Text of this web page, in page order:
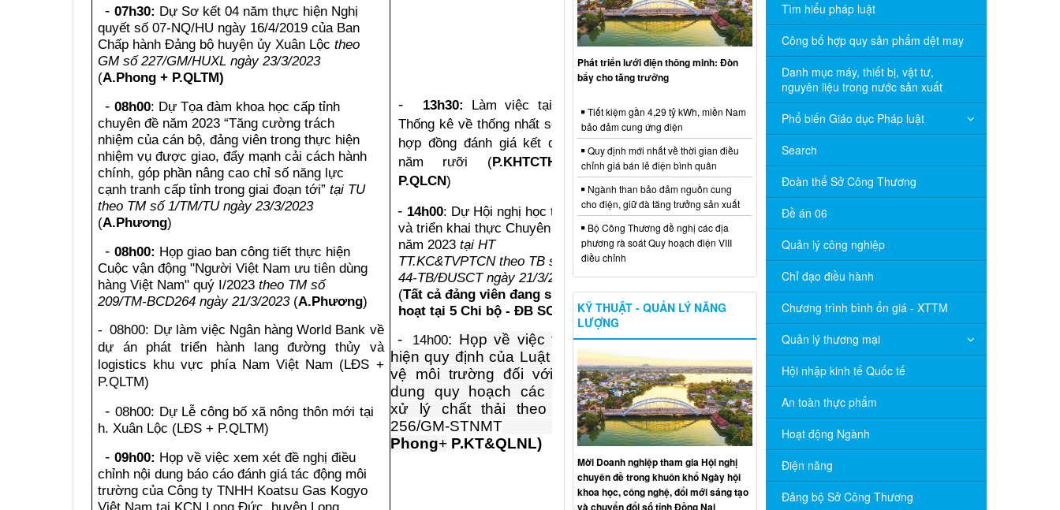
- 07h30: Dự Sơ kết 04 năm thực hiện Nghị
quyết số 07-NQ/HU ngày 16/4/2019 của Ban
Chấp hành Đảng bộ huyện ủy Xuân Lộc theo
GM số 227/GM/HUXL ngày 23/3/2023
(A.Phong + P.QLTM)
- 08h00: Dự Tọa đàm khoa học cấp tỉnh
chuyên đề năm 2023 “Tăng cường trách
nhiệm của cán bộ, đảng viên trong thực hiện
nhiệm vụ được giao, đẩy mạnh cải cách hành
chính, góp phần nâng cao chỉ số năng lực
cạnh tranh cấp tỉnh trong giai đoạn tới” tại TU
theo TM số 1/TM/TU ngày 23/3/2023
(A.Phương)
- 08h00: Họp giao ban công tiết thực hiện
Cuộc vận động "Người Việt Nam ưu tiên dùng
hàng Việt Nam" quý I/2023 theo TM số
209/TM-BCD264 ngày 21/3/2023(A.Phương)
- 08h00: Dự làm việc Ngân hàng World Bank về
dự án phát triển hành lang đường thủy và
logistics khu vực phía Nam Việt Nam (LĐS +
P.QLTM)
- 08h00: Dự Lễ công bố xã nông thôn mới tại
h. Xuân Lộc (LĐS + P.QLTM)
- 09h00: Họp về việc xem xét đề nghị điều
chỉnh nội dung báo cáo đánh giá tác động môi
trường của Công ty TNHH Koatsu Gas Kogyo
Việt Nam tại KCN Long Đức, huyện Long
- 13h30: Làm việc tại Cục
Thống kê về thống nhất số liệu
hợp đồng đánh giá kết quả 2
năm rưỡi (P.KHTCTH +
P.QLCN)
- 14h00: Dự Hội nghị học tập
và triển khai thực Chuyên đề
năm 2023tại HT
TT.KC&TVPTCN theo TB số
44-TB/ĐUSCT ngày 21/3/2023
(Tất cả đảng viên đang sinh
hoạt tại 5 Chi bộ - ĐB SCT
- 14h00: Họp về việc thực
hiện quy định của Luật Bảo
vệ môi trường đối với nội
dung quy hoạch các Khu
xử lý chất thải theo GM
256/GM-STNMT(
A.
Phong+P.KT&QLNL)
Tìm hiểu pháp luật
Công bố hợp quy sản phẩm dệt may
Danh mục máy, thiết bị, vật tư,
nguyên liệu trong nước sản xuất
Phổ biến Giáo dục Pháp luật
Search
Đoàn thể Sở Công Thương
Đề án 06
Quản lý công nghiệp
Chỉ đạo điều hành
Chương trình bình ổn giá - XTTM
Quản lý thương mại
Hội nhập kinh tế Quốc tế
An toàn thực phẩm
Hoạt động Ngành
Điện năng
Đảng bộ Sở Công Thương
Phát triển lưới điện thông minh: Đòn
bẩy cho tăng trưởng
Tiết kiệm gần 4,29 tỷ kWh, miền Nam
bảo đảm cung ứng điện
Quy định mới nhất về thời gian điều
chỉnh giá bán lẻ điện bình quân
Ngành than bảo đảm nguồn cung
cho điện, giữ đà tăng trưởng sản xuất
Bộ Công Thương đề nghị các địa
phương rà soát Quy hoạch điện VIII
điều chỉnh
KỸ THUẬT - QUẢN LÝ NĂNG
LƯỢNG
Mời Doanh nghiệp tham gia Hội nghị
chuyên đề trong khuôn khổ Ngày hội
khoa học, công nghệ, đổi mới sáng tạo
và chuyển đổi số tỉnh Đồng Nai